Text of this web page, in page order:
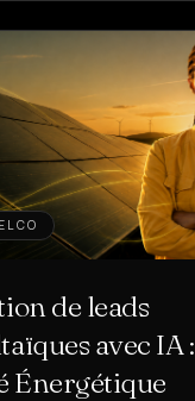
de leads
avec IA :
Énergétique